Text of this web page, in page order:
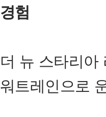
경험
더 뉴 스타리아
워트레인으로